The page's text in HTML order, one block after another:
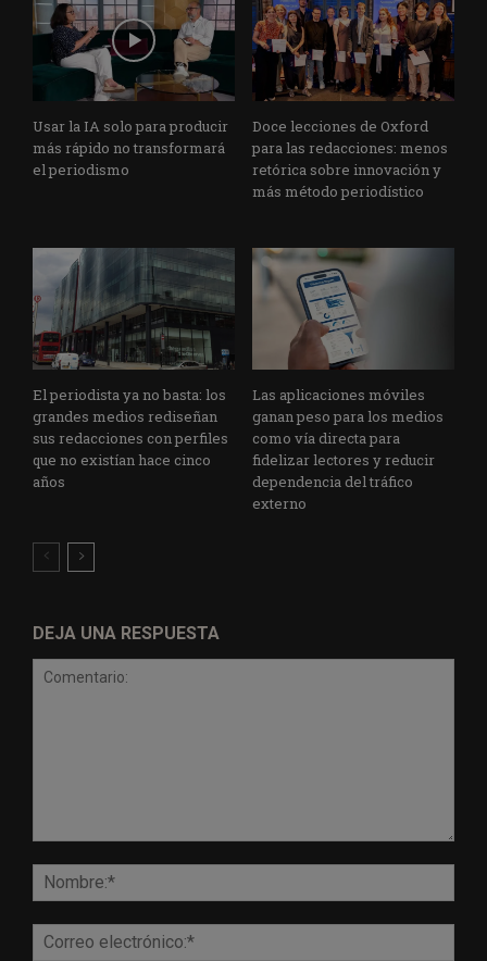
Usar la IA solo para producir
más rápido no transformará
el periodismo
Doce lecciones de Oxford
para las redacciones: menos
retórica sobre innovación y
más método periodístico
El periodista ya no basta: los
grandes medios rediseñan
sus redacciones con perfiles
que no existían hace cinco
años
Las aplicaciones móviles
ganan peso para los medios
como vía directa para
fidelizar lectores y reducir
dependencia del tráfico
externo
DEJA UNA RESPUESTA